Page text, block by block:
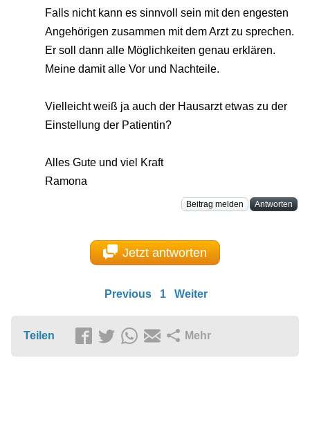
Falls nicht kann es sinnvoll sein mit den engesten
Angehörigen zusammen mit dem Arzt zu sprechen.
Er soll dann alle Möglichkeiten genau erklären.
Meine damit alle Vor und Nachteile.
Vielleicht weiß ja auch der Hausarzt etwas zu der
Einstellung der Patientin?
Alles Gute und viel Kraft
Ramona
Beitrag melden Antworten
Jetzt antworten
Previous 1 Weiter
Teilen Mehr